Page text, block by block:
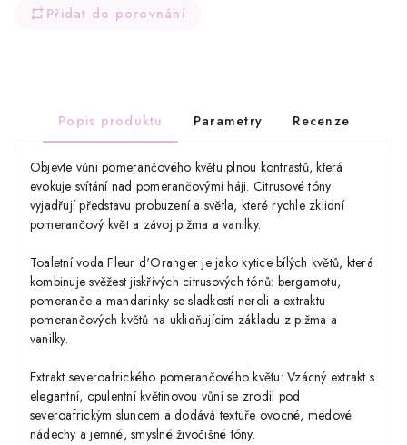
Přidat do porovnání
Popis produktu Parametry Recenze
Objevte vůni pomerančového květu plnou kontrastů, která
evokuje svítání nad pomerančovými háji. Citrusové tóny
vyjadřují představu probuzení a světla, které rychle zklidní
pomerančový květ a závoj pižma a vanilky.
Toaletní voda Fleur d'Oranger je jako kytice bílých květů, která
kombinuje svěžest jiskřivých citrusových tónů: bergamotu,
pomeranče a mandarinky se sladkostí neroli a extraktu
pomerančových květů na uklidňujícím základu z pižma a
vanilky.
Extrakt severoafrického pomerančového květu: Vzácný extrakt s
elegantní, opulentní květinovou vůní se zrodil pod
severoafrickým sluncem a dodává textuře ovocné, medové
nádechy a jemné, smyslné živočišné tóny.